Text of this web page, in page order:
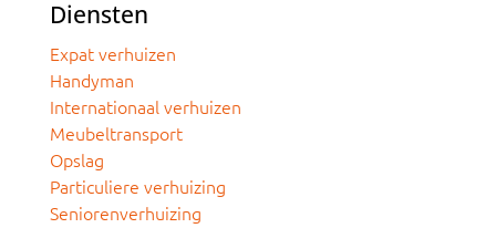
Diensten
Expat verhuizen
Handyman
Internationaal verhuizen
Meubeltransport
Opslag
Particuliere verhuizing
Seniorenverhuizing